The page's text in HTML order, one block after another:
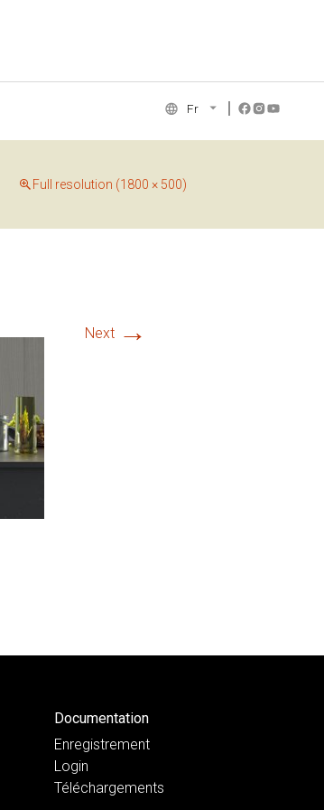
Fr
Full resolution (1800 × 500)
Next →
Documentation
Enregistrement
Login
Téléchargements